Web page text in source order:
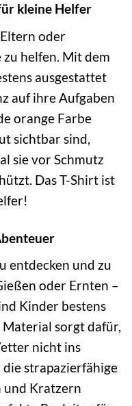
kleine Helfer
oder
helfen. Mit dem
ausgestattet
auf ihre Aufgaben
orange Farbe
sichtbar sind,
sie vor Schmutz
Das T-Shirt ist
entdecken und zu
oder Ernten –
Kinder bestens
sorgt dafür,
nicht ins
strapazierfähige
und Kratzern